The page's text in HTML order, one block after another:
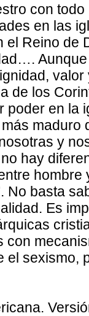
con
en las
el Reino de
de los
poder en la
maduro
y
hay
No basta
Es
con
el sexismo,